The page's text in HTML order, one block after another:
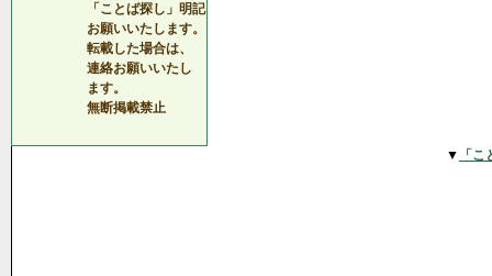
「ことば探し」明記
お願いいたします。
転載した場合は、
連絡お願いいたし
ます。
無断掲載禁止
▼ 「